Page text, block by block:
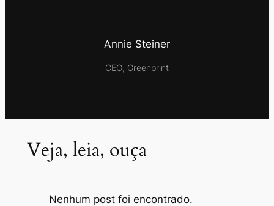
Annie Steiner
CEO, Greenprint
Veja, leia, ouça
Nenhum post foi encontrado.